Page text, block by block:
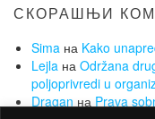
СКОРАШЊИ
Sima на Kako
Lejla на Održana
poljoprivredi u
Dragan на Prava